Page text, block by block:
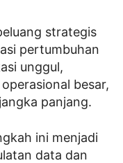
strategis
pertumbuhan
unggul,
besar,
panjang.
ini menjadi
data dan